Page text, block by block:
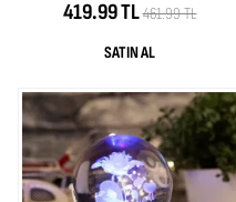
419.99 TL461.99 TL